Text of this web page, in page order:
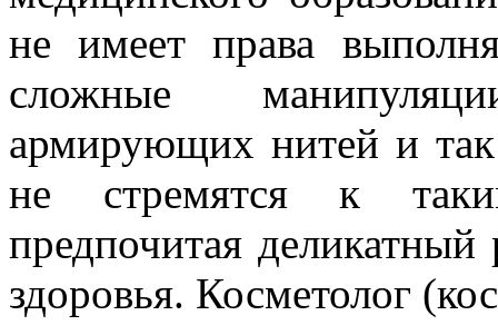
не имеет права
сложные
армирующих нитей и
не стремятся к
предпочитая
здоровья. Косметолог